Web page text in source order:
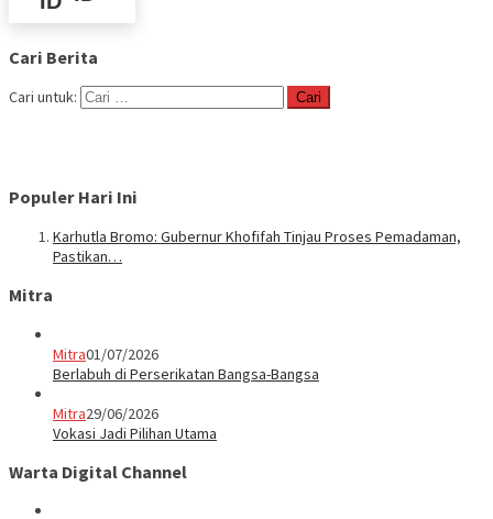
Cari Berita
Cari untuk:
Populer Hari Ini
Karhutla Bromo: Gubernur Khofifah Tinjau Proses Pemadaman,
Pastikan…
Mitra
Mitra01/07/2026
Berlabuh di Perserikatan Bangsa-Bangsa
Mitra29/06/2026
Vokasi Jadi Pilihan Utama
Warta Digital Channel